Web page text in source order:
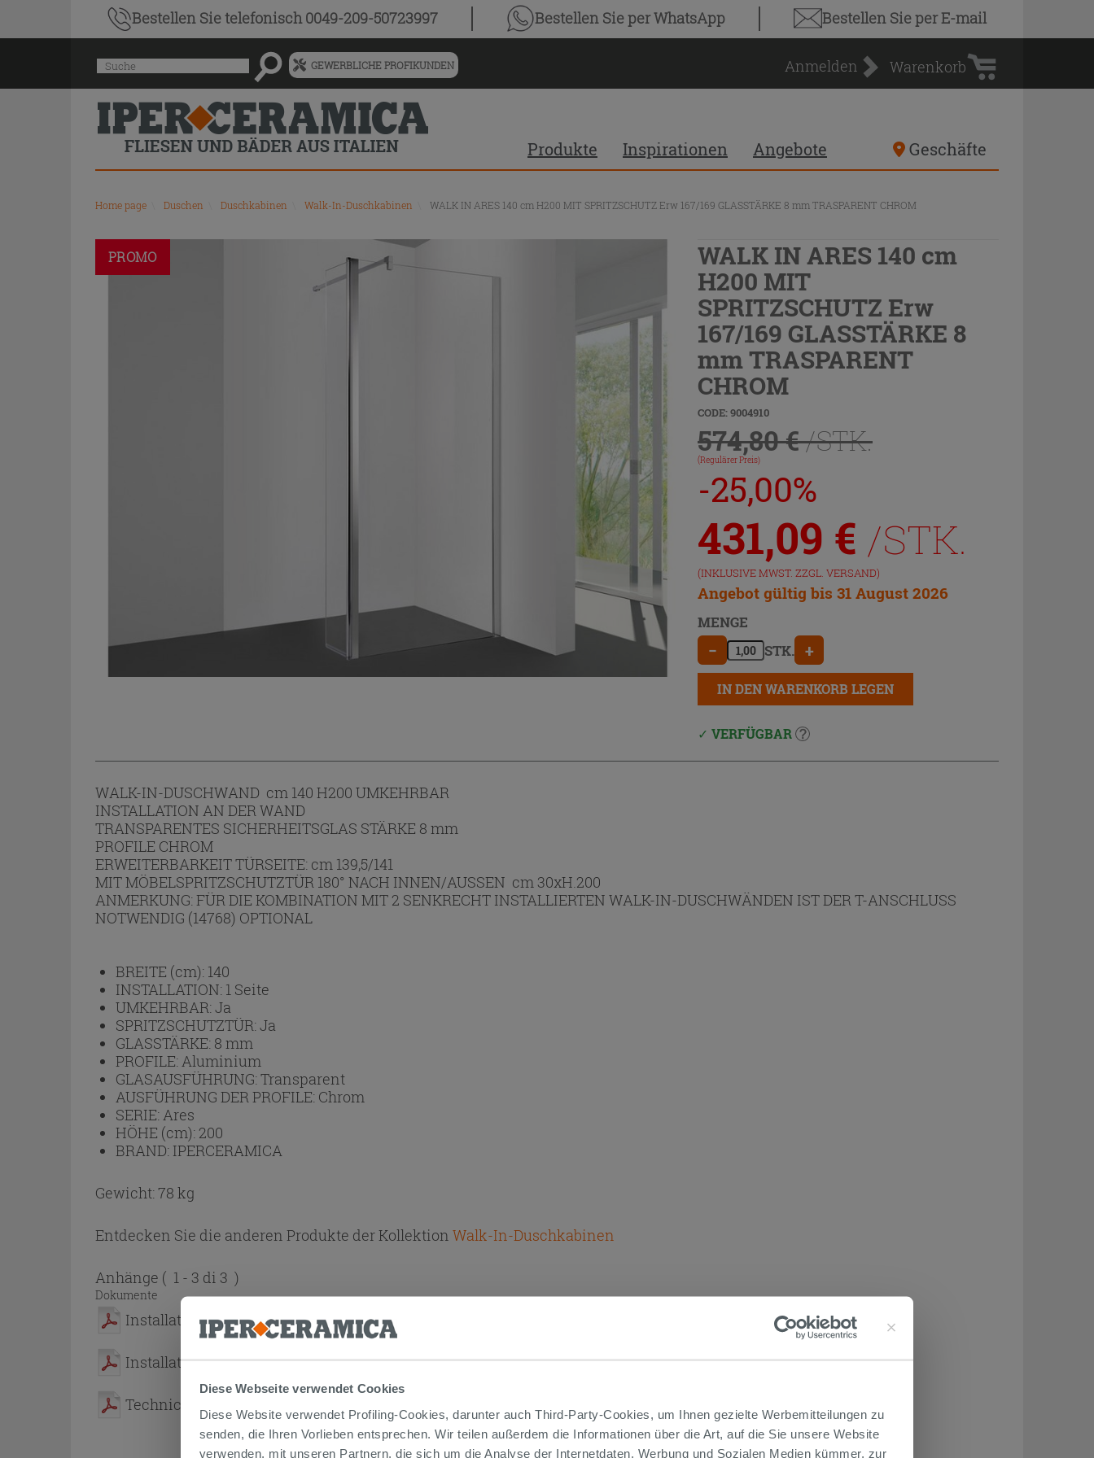
Diese Webseite verwendet Cookies
Diese Website verwendet Profiling-Cookies, darunter auch Third-Party-Cookies, um Ihnen gezielte Werbemitteilungen zu
senden, die Ihren Vorlieben entsprechen. Wir teilen außerdem die Informationen über die Art, auf die Sie unsere Website
verwenden, mit unseren Partnern, die sich um die Analyse der Internetdaten, Werbung und Sozialen Medien kümmer, zur
Bestellen Sietelefonisch 0049-209-50723997 Bestellen Sieper WhatsApp Bestellen Sieper E-mail
Menü
für
vorgeschlagenen
Siteinhalt
und
Suchprotokoll
Suche GEWERBLICHE PROFIKUNDEN Anmelden
Warenkorb
Warenkorb
Produkte Inspirationen Angebote Geschäfte
Home page Duschen Duschkabinen Walk-In-Duschkabinen WALK IN ARES 140 cm H200 MIT SPRITZSCHUTZ Erw 167/169 GLASSTÄRKE 8 mm TRASPARENT CHROM
PROMO
WALK IN ARES 140 cm
H200 MIT
SPRITZSCHUTZ Erw
167/169 GLASSTÄRKE 8
mm TRASPARENT
CHROM
CODE: 9004910
574,80 €/STK.
(Regulärer Preis)
-25,00%
431,09 € /STK.
(INKLUSIVE MWST. ZZGL. VERSAND)
Angebot gültig bis 31 August 2026
MENGE
− STK. +
IN DEN WARENKORB LEGEN
VERFÜGBAR
WALK-IN-DUSCHWAND cm 140 H200 UMKEHRBAR
INSTALLATION AN DER WAND
TRANSPARENTES SICHERHEITSGLAS STÄRKE 8 mm
PROFILE CHROM
ERWEITERBARKEIT TÜRSEITE: cm 139,5/141
MIT MÖBELSPRITZSCHUTZTÜR 180° NACH INNEN/AUSSEN cm 30xH.200
ANMERKUNG: FÜR DIE KOMBINATION MIT 2 SENKRECHT INSTALLIERTEN WALK-IN-DUSCHWÄNDEN IST DER T-ANSCHLUSS
NOTWENDIG (14768) OPTIONAL
BREITE (cm): 140
INSTALLATION: 1 Seite
UMKEHRBAR:Ja
SPRITZSCHUTZTÜR:Ja
GLASSTÄRKE: 8 mm
PROFILE:Aluminium
GLASAUSFÜHRUNG:Transparent
AUSFÜHRUNG DER PROFILE: Chrom
SERIE:Ares
HÖHE (cm): 200
BRAND: IPERCERAMICA
Gewicht: 78 kg
Entdecken Sie die anderen Produkte der Kollektion Walk-In-Duschkabinen
Anhänge ( 1 - 3 di 3 )
Dokumente
Installation Manual for Walk-In Ares
Installation Manual for Ares Movable Panel
Technical Sheet